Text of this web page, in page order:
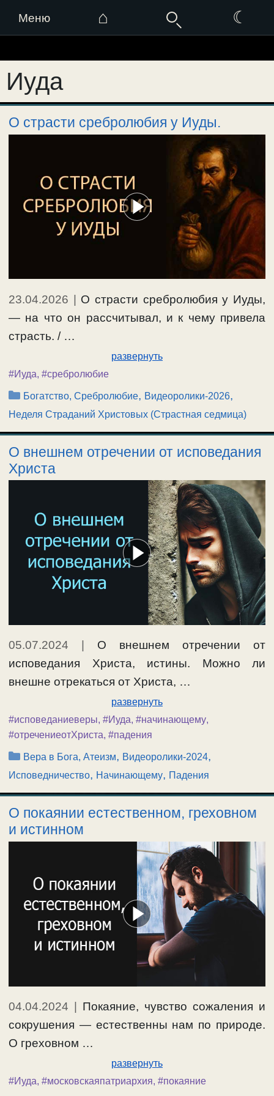
Меню ⌂ ☾
к
содержимому
Иуда
О страсти сребролюбия у Иуды.
23.04.2026 | О страсти сребролюбия у Иуды,
— на что он рассчитывал, и к чему привела
страсть. / …
развернуть
#Иуда, #сребролюбие
Рубрики
Богатство, Сребролюбие, Видеоролики-2026,
Неделя Страданий Христовых (Страстная седмица)
О внешнем отречении от исповедания
Христа
05.07.2024
О внешнем отречении от
исповедания Христа, истины. Можно ли
внешне отрекаться от Христа, …
развернуть
#исповеданиеверы, #Иуда, #начинающему,
#отречениеотХриста, #падения
Рубрики
Вера в Бога, Атеизм, Видеоролики-2024,
Исповедничество, Начинающему, Падения
О покаянии естественном, греховном
и истинном
04.04.2024
Покаяние, чувство сожаления и
сокрушения — естественны нам по природе.
О греховном …
развернуть
#Иуда, #московскаяпатриархия, #покаяние